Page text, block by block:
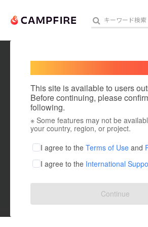
人気のプロ
アート・
テクノロ
映像・映画
ビジネス
まちづく
This site is available to users
Before continuing, please
following.
※ Some features may not be
your country, region, or project.
I agree to the Terms of Use and
I agree to the International
Continue
プロジェクト